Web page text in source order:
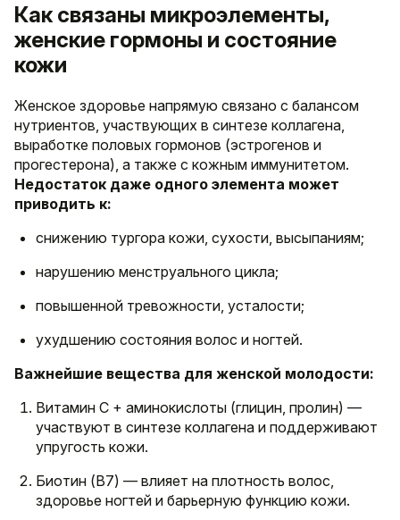
Как связаны микроэлементы,
женские гормоны и состояние
кожи
Женское здоровье напрямую связано с балансом
нутриентов, участвующих в синтезе коллагена,
выработке половых гормонов (эстрогенов и
прогестерона), а также с кожным иммунитетом.
Недостаток даже одного элемента может
приводить к:
снижению тургора кожи, сухости, высыпаниям;
нарушению менструального цикла;
повышенной тревожности, усталости;
ухудшению состояния волос и ногтей.
Важнейшие вещества для женской молодости:
Витамин C + аминокислоты (глицин, пролин) —
участвуют в синтезе коллагена и поддерживают
упругость кожи.
Биотин (B7) — влияет на плотность волос,
здоровье ногтей и барьерную функцию кожи.